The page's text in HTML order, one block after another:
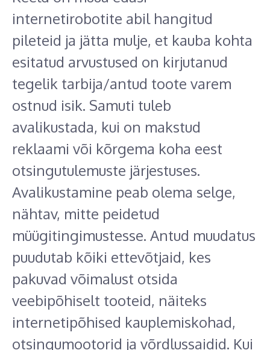
internetirobotite abil hangitud
pileteid ja jätta mulje, et kauba kohta
esitatud arvustused on kirjutanud
tegelik tarbija/antud toote varem
ostnud isik. Samuti tuleb
avalikustada, kui on makstud
reklaami või kõrgema koha eest
otsingutulemuste järjestuses.
Avalikustamine peab olema selge,
nähtav, mitte peidetud
müügitingimustesse. Antud muudatus
puudutab kõiki ettevõtjaid, kes
pakuvad võimalust otsida
veebipõhiselt tooteid, näiteks
internetipõhised kauplemiskohad,
otsingumootorid ja võrdlussaidid. Kui